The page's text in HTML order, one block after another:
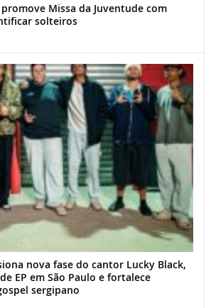
Missa da Juventude com
solteiros
nova fase do cantor Lucky Black,
EP em São Paulo e fortalece
sergipano